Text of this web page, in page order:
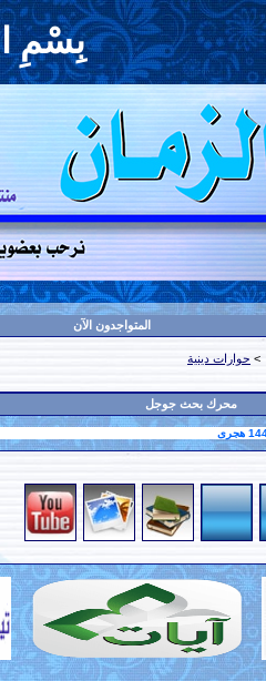
بِسْمِ
المتواجدون الآن
> حوارات دينية
محرك بحث جوجل